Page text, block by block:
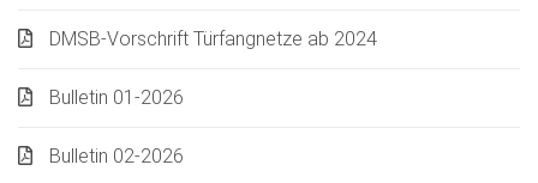
DMSB-Vorschrift Türfangnetze ab 2024
Bulletin 01-2026
Bulletin 02-2026